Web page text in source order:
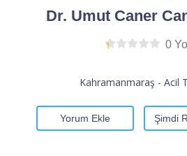
Dr. Umut Caner
0
Kahramanmaraş - Acil
Yorum Ekle Şimdi